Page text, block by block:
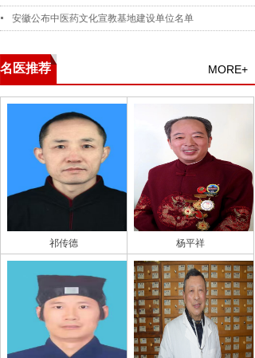
安徽公布中医药文化宣教基地建设单位名单
名医推荐 MORE+
祁传德 杨平祥